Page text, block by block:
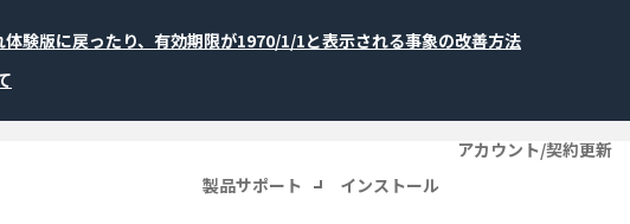
版に戻ったり、有効期限が1970/1/1と表示される事象の改善方法
製品サポート インストール
アカウント/契約更新